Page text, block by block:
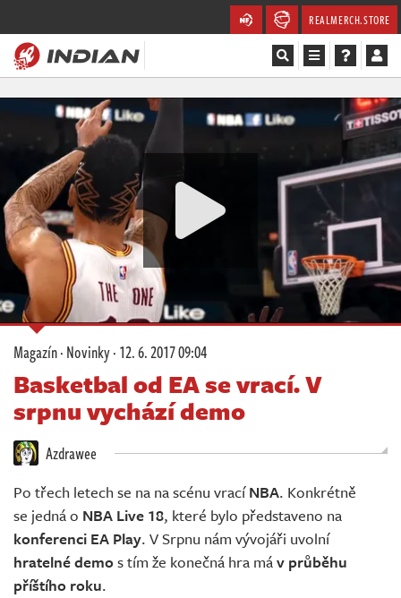
REALMERCH.STORE
Magazín
Recenze
Videa
Soutěže
Databáze
Komunita
Redakce
Živě
Magazín·Novinky·12. 6. 2017 09:04
Basketbal od EA se vrací. V
srpnu vychází demo
Azdrawee
Po třech letech se na na scénu vracíNBA. Konkrétně
se jedná o NBA Live 18, které bylo představeno na
konferenci EA Play. V Srpnu nám vývojáři uvolní
hratelné demo s tím že konečná hra máv průběhu
příštího roku.